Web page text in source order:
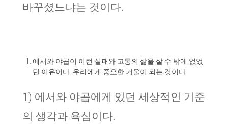
바꾸셨느냐는 것이다.
에서와 야곱이 이런 실패와 고통의 삶을 살 수 밖에 없었
던 이유이다. 우리에게 중요한 거울이 되는 것이다.
1) 에서와 야곱에게 있던 세상적인 기준
의 생각과 욕심이다.